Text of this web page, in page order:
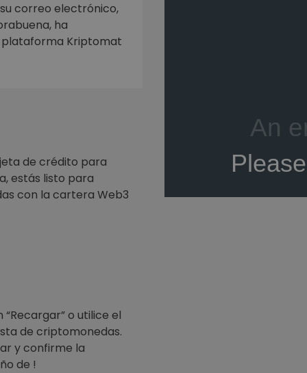
correo electrónico,
ha
plataforma Kriptomat
de crédito para
estás listo para
con la cartera Web3
o utilice el
de criptomonedas.
y confirme la
de !